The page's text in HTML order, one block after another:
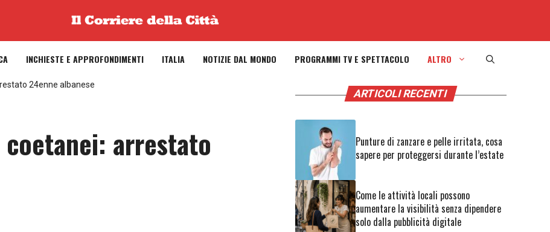
INCHIESTE E APPROFONDIMENTI ITALIA NOTIZIE DAL MONDO PROGRAMMI TV E SPETTACOLO ALTRO
24enne albanese
coetanei: arrestato
ARTICOLI RECENTI
Punture di zanzare e pelle irritata, cosa
sapere per proteggersi durante l’estate
Come le attività locali possono
aumentare la visibilità senza dipendere
solo dalla pubblicità digitale